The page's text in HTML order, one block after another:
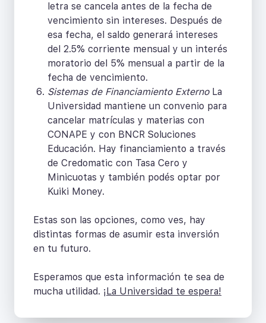
letra se cancela antes de la fecha de
vencimiento sin intereses. Después de
esa fecha, el saldo generará intereses
del 2.5% corriente mensual y un interés
moratorio del 5% mensual a partir de la
fecha de vencimiento.
Sistemas de Financiamiento Externo La
Universidad mantiene un convenio para
cancelar matrículas y materias con
CONAPE y con BNCR Soluciones
Educación. Hay financiamiento a través
de Credomatic con Tasa Cero y
Minicuotas y también podés optar por
Kuiki Money.
Estas son las opciones, como ves, hay
distintas formas de asumir esta inversión
en tu futuro.
Esperamos que esta información te sea de
mucha utilidad. ¡La Universidad te espera!